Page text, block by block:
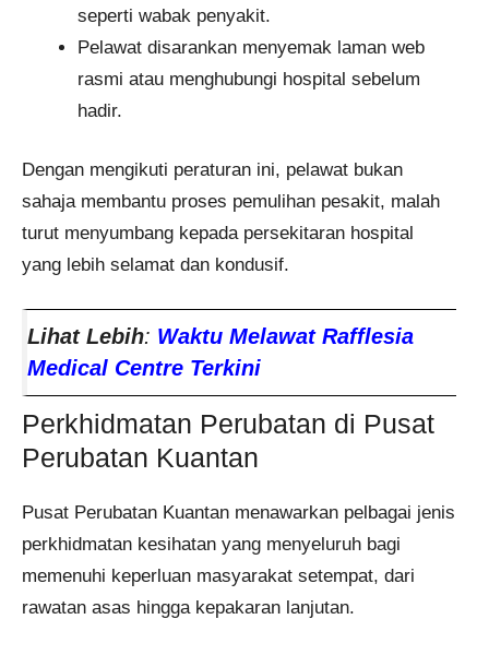
seperti wabak penyakit.
Pelawat disarankan menyemak laman web
rasmi atau menghubungi hospital sebelum
hadir.
Dengan mengikuti peraturan ini, pelawat bukan
sahaja membantu proses pemulihan pesakit, malah
turut menyumbang kepada persekitaran hospital
yang lebih selamat dan kondusif.
Lihat Lebih: Waktu Melawat Rafflesia
Medical Centre Terkini
Perkhidmatan Perubatan di Pusat
Perubatan Kuantan
Pusat Perubatan Kuantan menawarkan pelbagai jenis
perkhidmatan kesihatan yang menyeluruh bagi
memenuhi keperluan masyarakat setempat, dari
rawatan asas hingga kepakaran lanjutan.